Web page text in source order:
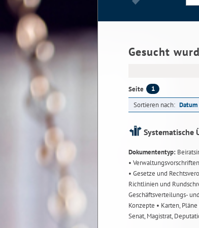
Gesucht
Seite 1
Sortieren nach: Datum
Systematische
Dokumententyp:
• Verwaltungsvorschriften
• Gesetze und
Richtlinien und
Geschäftsverteilungs-
Konzepte • Karten,
Senat, Magistrat,